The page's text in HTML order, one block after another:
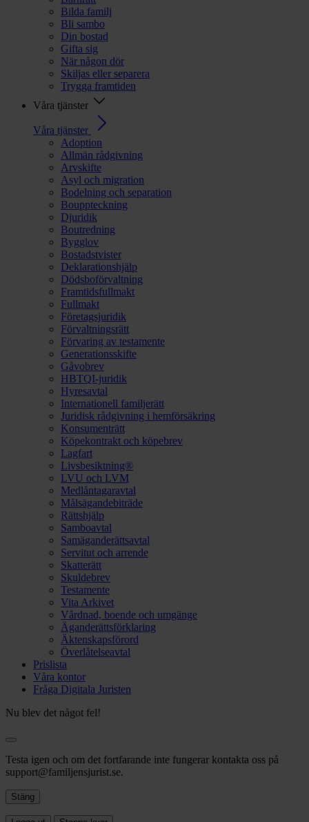
Bilda familj
Bli sambo
Din bostad
Gifta sig
När någon dör
Skiljas eller separera
Trygga framtiden
Våra tjänster
Våra tjänster
Adoption
Allmän rådgivning
Arvskifte
Asyl och migration
Bodelning och separation
Bouppteckning
Djuridik
Boutredning
Bygglov
Bostadstvister
Deklarationshjälp
Dödsboförvaltning
Framtidsfullmakt
Fullmakt
Företagsjuridik
Förvaltningsrätt
Förvaring av testamente
Generationsskifte
Gåvobrev
HBTQI-juridik
Hyresavtal
Internationell familjerätt
Juridisk rådgivning i hemförsäkring
Konsumenträtt
Köpekontrakt och köpebrev
Lagfart
Livsbesiktning®
LVU och LVM
Medlåntagaravtal
Målsägandebiträde
Rättshjälp
Samboavtal
Samäganderättsavtal
Servitut och arrende
Skatterätt
Skuldebrev
Testamente
Vita Arkivet
Vårdnad, boende och umgänge
Äganderättsförklaring
Äktenskapsförord
Överlåtelseavtal
Prislista
Våra kontor
Fråga Digitala Juristen
Nu blev det något fel!
Testa igen och om det fortfarande inte fungerar kontakta oss på
support@familjensjurist.se.
Stäng